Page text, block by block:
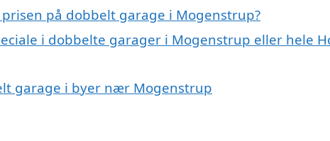
på dobbelt garage i Mogenstrup?
i dobbelte garager i Mogenstrup eller hele
garage i byer nær Mogenstrup